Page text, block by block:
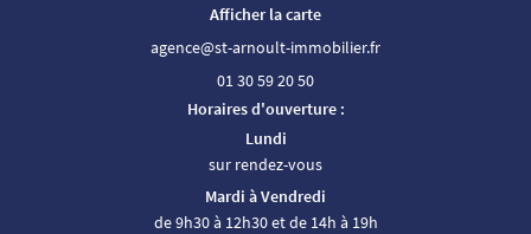
Afficher la carte
01 30 59 20 50
Horaires d'ouverture :
Lundi
sur rendez-vous
Mardi à Vendredi
de 9h30 à 12h30 et de 14h à 19h